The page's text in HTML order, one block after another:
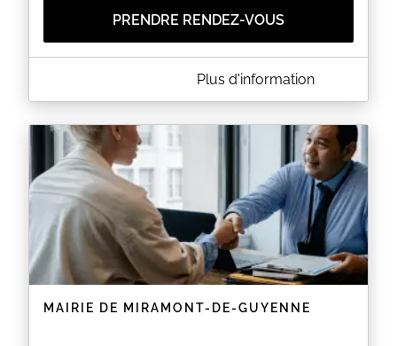
PRENDRE RENDEZ-VOUS
A PROPOS DE MAIRIE DE SEYCHES
ATTENTION :
La pré-demande est GRATUITE, elle se fait sur le site
de l'ANTS :
https://ants.gouv.fr
Plusieurs sites proposent une aide payante pour
faire votre pré-demande. En cas de doute n'hésitez
pas à contacter une mairie ou les maisons France
Services.
Informations pratiques
Récupération de votre titre après réception du
sms par l'Ants du lundi au vendredi de 09h à
Les documents à fournir varient en fonction
Plus d'information
MAIRIE DE MIRAMONT-DE-GUYENNE